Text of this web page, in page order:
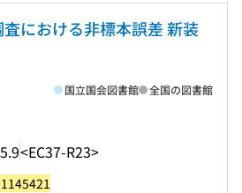
における非標本誤差 新装
<EC37-R23>
国立国会図書館 全国の図書館